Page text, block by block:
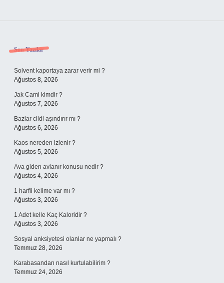
Sidebar
Son Yazılar
Solvent kaportaya zarar verir mi ?
Ağustos 8, 2026
Jak Cami kimdir ?
Ağustos 7, 2026
Bazlar cildi aşındırır mı ?
Ağustos 6, 2026
Kaos nereden izlenir ?
Ağustos 5, 2026
Ava giden avlanır konusu nedir ?
Ağustos 4, 2026
1 harfli kelime var mı ?
Ağustos 3, 2026
1 Adet kelle Kaç Kaloridir ?
Ağustos 3, 2026
Sosyal anksiyetesi olanlar ne yapmalı ?
Temmuz 28, 2026
Karabasandan nasıl kurtulabilirim ?
Temmuz 24, 2026